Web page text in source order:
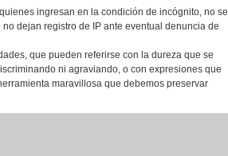
ingresan en la condición de incógnito, no se
dejan registro de IP ante eventual denuncia de
que pueden referirse con la dureza que se
ni agraviando, o con expresiones que
maravillosa que debemos preservar